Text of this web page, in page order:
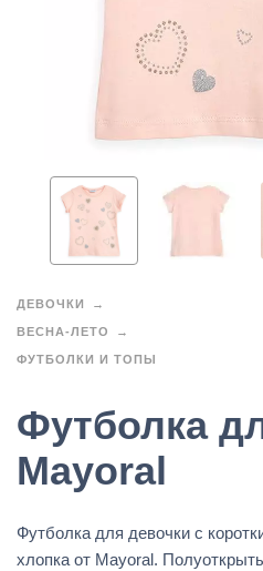
ДЕВОЧКИ
ВЕСНА-ЛЕТО
ФУТБОЛКИ И ТОПЫ
Футболка
Mayoral
Футболка для девочки с
хлопка от Mayoral.